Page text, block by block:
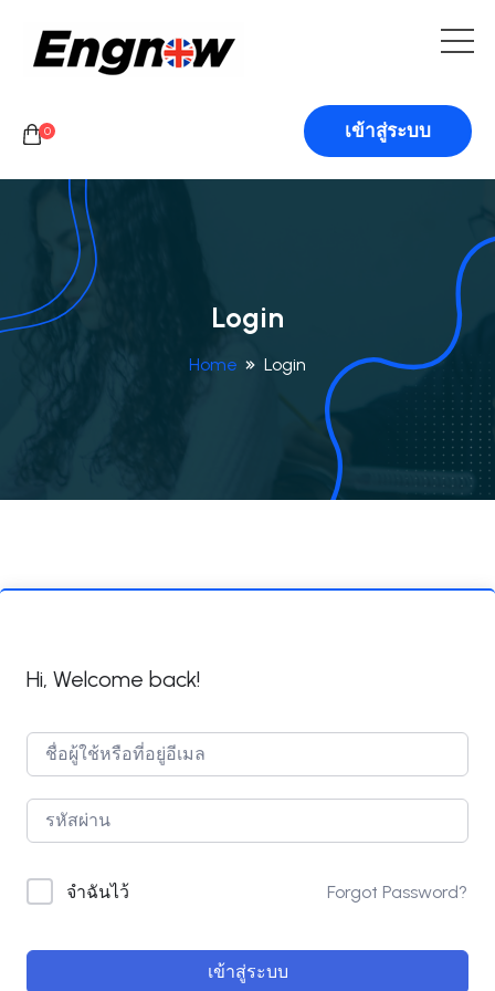
0 เข้าสู่ระบบ
Login
Home Login
Hi, Welcome back!
จำฉันไว้ Forgot Password?
เข้าสู่ระบบ